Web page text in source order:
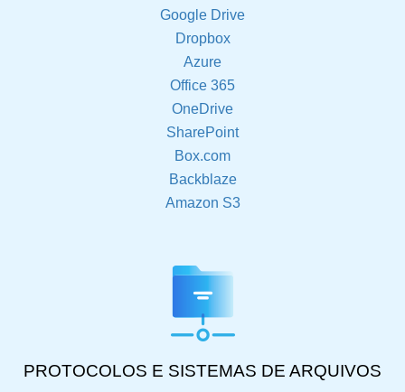
Google Drive
Dropbox
Azure
Office 365
OneDrive
SharePoint
Box.com
Backblaze
Amazon S3
PROTOCOLOS E SISTEMAS DE ARQUIVOS